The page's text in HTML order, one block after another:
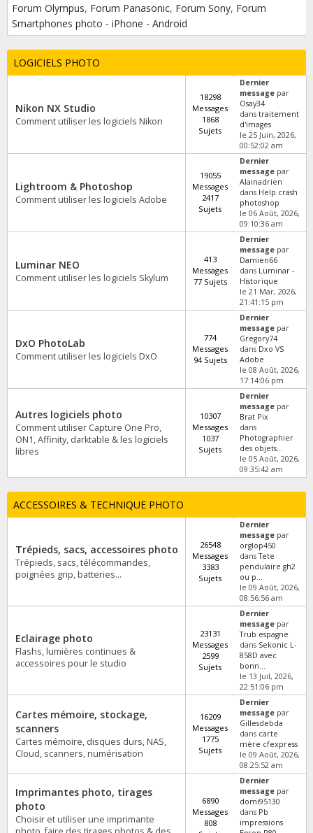
Forum Olympus, Forum Panasonic, Forum Sony, Forum
Smartphones photo - iPhone - Android
LOGICIELS PHOTO
Nikon NX Studio
Comment utiliser les logiciels Nikon
18298
Messages
1868
Sujets
Dernier
message par
Osay34
danstraitement
d'images
le 25 Juin, 2026,
00:52:02 am
Lightroom & Photoshop
Comment utiliser les logiciels Adobe
19055
Messages
2417
Sujets
Dernier
message par
Alainadrien
dans Help crash
photoshop
le 06 Août, 2026,
09:10:36 am
Luminar NEO
Comment utiliser les logiciels Skylum
413
Messages
77 Sujets
Dernier
message par
Damien66
dans Luminar -
Historique
le 21 Mar, 2026,
21:41:15 pm
DxO PhotoLab
Comment utiliser les logiciels DxO
774
Messages
94 Sujets
Dernier
message par
Gregory74
dans Dxo VS
Adobe
le 08 Août, 2026,
17:14:06 pm
Autres logiciels photo
Comment utiliser Capture One Pro,
ON1, Affinity, darktable & les logiciels
libres
10307
Messages
1037
Sujets
Dernier
message par
Brat Pix
dans
Photographier
des objets...
le 05 Août, 2026,
09:35:42 am
ACCESSOIRES & TECHNIQUE PHOTO
Trépieds, sacs, accessoires photo
Trépieds, sacs, télécommandes,
poignées grip, batteries...
26548
Messages
3383
Sujets
Dernier
message par
orglop450
dansTete
pendulaire gh2
ou p...
le 09 Août, 2026,
08:56:56 am
Eclairage photo
Flashs, lumières continues &
accessoires pour le studio
23131
Messages
2599
Sujets
Dernier
message par
Trub espagne
dans Sekonic L-
858D avec
bonn...
le 13 Juil, 2026,
22:51:06 pm
Cartes mémoire, stockage,
scanners
Cartes mémoire, disques durs, NAS,
Cloud, scanners, numérisation
16209
Messages
1775
Sujets
Dernier
message par
Gillesdebda
dans carte
mère cfexpress
le 09 Août, 2026,
08:25:52 am
Imprimantes photo, tirages
photo
Choisir et utiliser une imprimante
6890
Messages
808
Dernier
message par
domi95130
dans Pb
impressions